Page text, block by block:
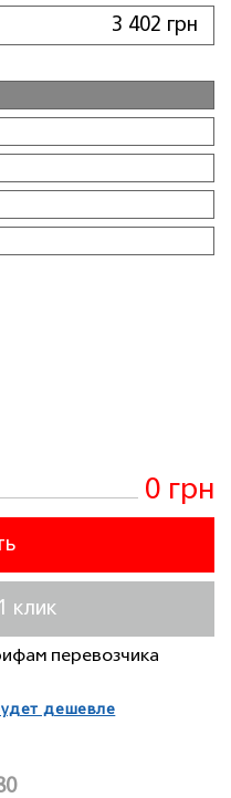
3 402 грн
0 грн
клик
перевозчика
дешевле